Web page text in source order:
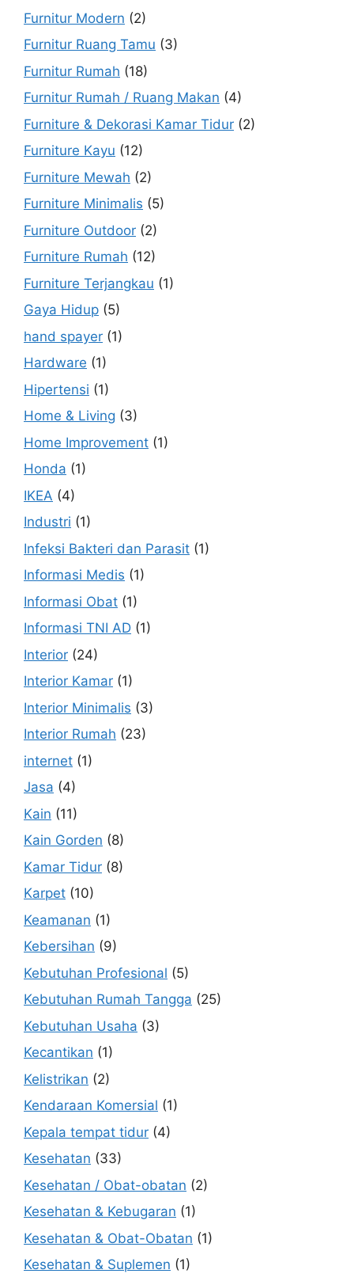
Furnitur Modern (2)
Furnitur Ruang Tamu (3)
Furnitur Rumah (18)
Furnitur Rumah / Ruang Makan (4)
Furniture & Dekorasi Kamar Tidur (2)
Furniture Kayu (12)
Furniture Mewah (2)
Furniture Minimalis (5)
Furniture Outdoor (2)
Furniture Rumah (12)
Furniture Terjangkau (1)
Gaya Hidup (5)
hand spayer (1)
Hardware (1)
Hipertensi (1)
Home & Living (3)
Home Improvement (1)
Honda (1)
IKEA (4)
Industri (1)
Infeksi Bakteri dan Parasit (1)
Informasi Medis (1)
Informasi Obat (1)
Informasi TNI AD (1)
Interior (24)
Interior Kamar (1)
Interior Minimalis (3)
Interior Rumah (23)
internet (1)
Jasa (4)
Kain (11)
Kain Gorden (8)
Kamar Tidur (8)
Karpet (10)
Keamanan (1)
Kebersihan (9)
Kebutuhan Profesional (5)
Kebutuhan Rumah Tangga (25)
Kebutuhan Usaha (3)
Kecantikan (1)
Kelistrikan (2)
Kendaraan Komersial (1)
Kepala tempat tidur (4)
Kesehatan (33)
Kesehatan / Obat-obatan (2)
Kesehatan & Kebugaran (1)
Kesehatan & Obat-Obatan (1)
Kesehatan & Suplemen (1)